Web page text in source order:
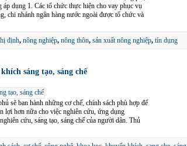
dụng 1. Các tổ chức thực hiện cho vay phục vụ
chi nhánh ngân hàng nước ngoài được tổ chức và
định, nông nghiệp, nông thôn, sản xuất nông nghiệp, tín dụng
sáng tạo, sáng chế
sẽ ban hành những cơ chế, chính sách phù hợp để
lợi hơn nữa cho việc nghiên cứu, ứng dụng
cứu, sáng tạo, sáng chế của người dân. Thủ